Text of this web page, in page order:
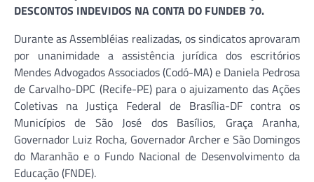
DESCONTOS INDEVIDOS NA CONTA DO FUNDEB 70.
Durante as Assembléias realizadas, os sindicatos aprovaram
por unanimidade a assistência jurídica dos escritórios
Mendes Advogados Associados (Codó-MA) e Daniela Pedrosa
de Carvalho-DPC (Recife-PE) para o ajuizamento das Ações
Coletivas na Justiça Federal de Brasília-DF contra os
Municípios de São José dos Basílios, Graça Aranha,
Governador Luiz Rocha, Governador Archer e São Domingos
do Maranhão e o Fundo Nacional de Desenvolvimento da
Educação (FNDE).